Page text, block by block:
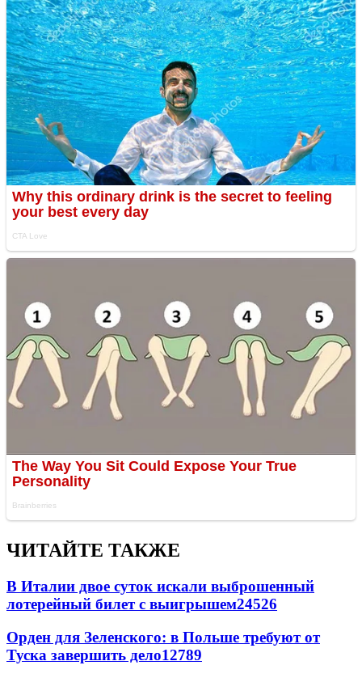
ЧИТАЙТЕ ТАКЖЕ
В Италии двое суток искали выброшенный
лотерейный билет с выигрышем24526
Орден для Зеленского: в Польше требуют от
Туска завершить дело12789